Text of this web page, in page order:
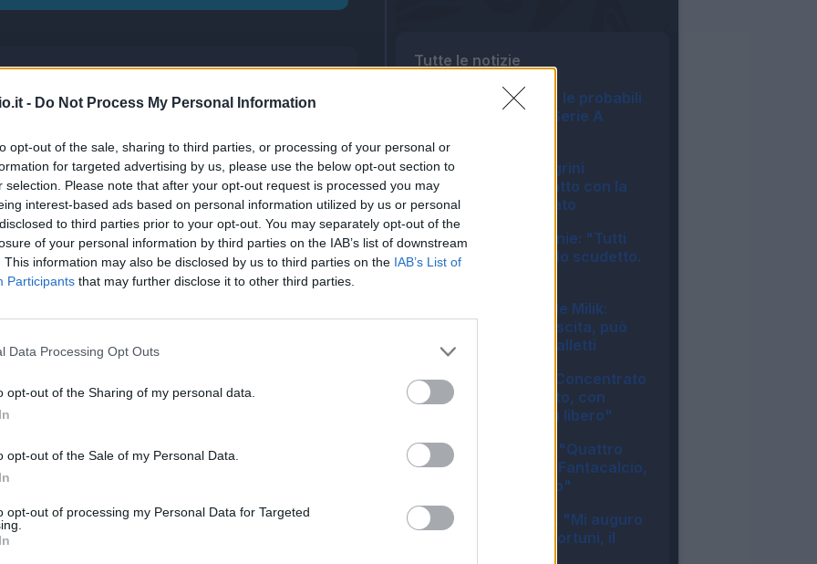
- Do Not Process My Personal Information
opt-out of the sale, sharing to third parties, or processing of your personal or
for targeted advertising by us, please use the below opt-out section to
selection. Please note that after your opt-out request is processed you may
interest-based ads based on personal information utilized by us or personal
to third parties prior to your opt-out. You may separately opt-out of the
of your personal information by third parties on the IAB’s list of downstream
This information may also be disclosed by us to third parties on the IAB’s List of
Participants that may further disclose it to other third parties.
Data Processing Opt Outs
opt-out of the Sharing of my personal data.
opt-out of the Sale of my Personal Data.
opt-out of processing my Personal Data for Targeted
Partite a voto
Media Voto
-
Tutte le notizie
Asta Fantacalcio, le probabili
formazioni della Serie A
06:16
UFFICIALE - Pellegrini
prolunga il contratto con la
Roma: il comunicato
13:11
Juventus, McKennie: "Tutti
possono vincere lo scudetto.
Juventus, si rivede Milik:
condizione in crescita, può
tornare utile a Spalletti
09:33
Bologna, Rowe: "Concentrato
su questo progetto, con
Tedesco sono più libero"
Como, Fabregas: "Quattro
anni fa ho fatto il Fantacalcio,
prenderei Lautaro"
08:20
Inter, Calhanoglu: "Mi auguro
di avere meno infortuni, il